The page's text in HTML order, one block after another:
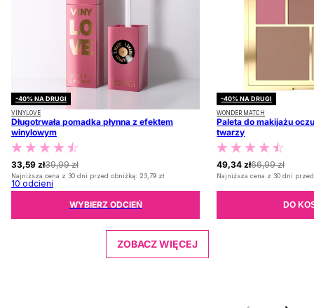
-40% NA DRUGI
VINYLOVE
Długotrwała pomadka płynna z efektem
winylowym
39,99 zł
33,59 zł
Najniższa cena z 30 dni przed obniżką: 23,79 zł
10 odcieni
WYBIERZ ODCIEŃ
-40% NA DRUGI
WONDER MATCH
Paleta do makijażu
twarzy
66,99 zł
49,34 zł
Najniższa cena z 30 dni
DO
ZOBACZ WIĘCEJ